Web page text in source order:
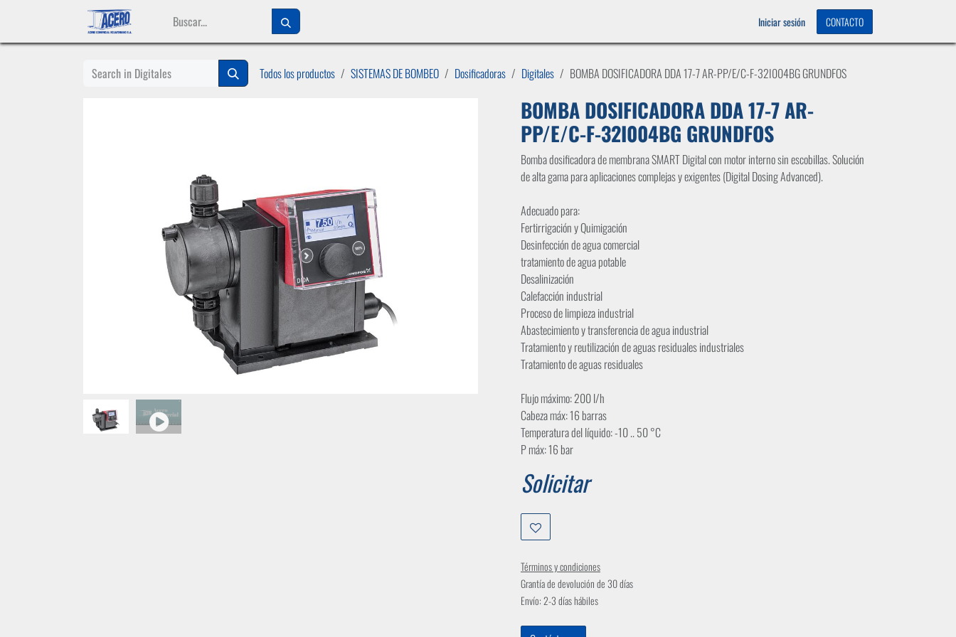
Iniciar sesión CONTACTO
Todos los productos SISTEMAS DE BOMBEO Dosificadoras Digitales BOMBA DOSIFICADORA DDA 17-7 AR-PP/E/C-F-32I004BG GRUNDFOS
BOMBA DOSIFICADORA DDA 17-7 AR-
PP/E/C-F-32I004BG GRUNDFOS
Bomba dosificadora de membrana SMART Digital con motor interno sin escobillas. Solución
de alta gama para aplicaciones complejas y exigentes (Digital Dosing Advanced).
Adecuado para:
Fertirrigación y Quimigación
Desinfección de agua comercial
tratamiento de agua potable
Desalinización
Calefacción industrial
Proceso de limpieza industrial
Abastecimiento y transferencia de agua industrial
Tratamiento y reutilización de aguas residuales industriales
Tratamiento de aguas residuales
Flujo máximo: 200 l/h
Cabeza máx: 16 barras
Temperatura del líquido: -10 .. 50 °C
P máx: 16 bar
Solicitar
Términos y condiciones
Grantía de devolución de 30 días
Envío: 2-3 días hábiles